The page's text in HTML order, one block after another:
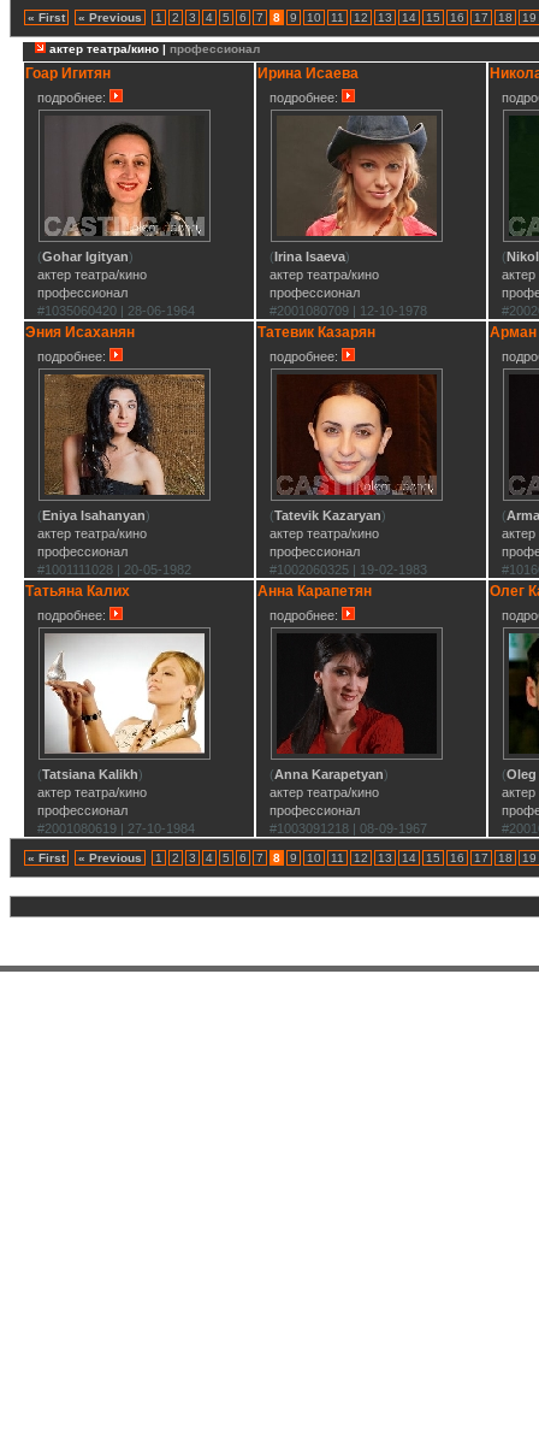
« First « Previous 1 2 3 4 5 6 7 8 9 10 11 12 13 14 15 16 17 18 19
актер театра/кино | профессионал
Гоар Игитян
подробнее:
(Gohar Igityan)
актер театра/кино
профессионал
#1035060420 | 28-06-1964
Ирина Исаева
подробнее:
(Irina Isaeva)
актер театра/кино
профессионал
#2001080709 | 12-10-1978
(
актер
Эния Исаханян
подробнее:
(Eniya Isahanyan)
актер театра/кино
профессионал
#1001111028 | 20-05-1982
Татевик Казарян
подробнее:
(Tatevik Kazaryan)
актер театра/кино
профессионал
#1002060325 | 19-02-1983
Арман
(
актер
Татьяна Калих
подробнее:
(Tatsiana Kalikh)
актер театра/кино
профессионал
#2001080619 | 27-10-1984
Анна Карапетян
подробнее:
(Anna Karapetyan)
актер театра/кино
профессионал
#1003091218 | 08-09-1967
Олег
(
актер
« First « Previous 1 2 3 4 5 6 7 8 9 10 11 12 13 14 15 16 17 18 19